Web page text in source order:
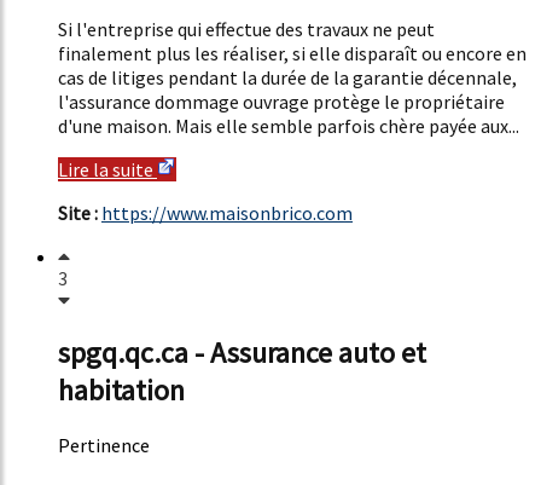
Si l'entreprise qui effectue des travaux ne peut
finalement plus les réaliser, si elle disparaît ou encore en
cas de litiges pendant la durée de la garantie décennale,
l'assurance dommage ouvrage protège le propriétaire
d'une maison. Mais elle semble parfois chère payée aux...
Lire la suite
Site : https://www.maisonbrico.com
3
spgq.qc.ca - Assurance auto et
habitation
Pertinence